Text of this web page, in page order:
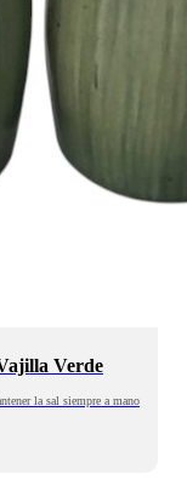
Verde
la sal siempre a mano